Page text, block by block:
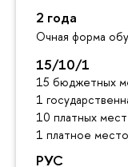
2 года
Очная форма
15/10/1
15 бюджетных
1
10 платных мест
1 платное
РУС